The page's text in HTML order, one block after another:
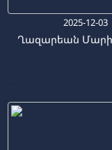
2025-12-03
Ղազարեան Մարի